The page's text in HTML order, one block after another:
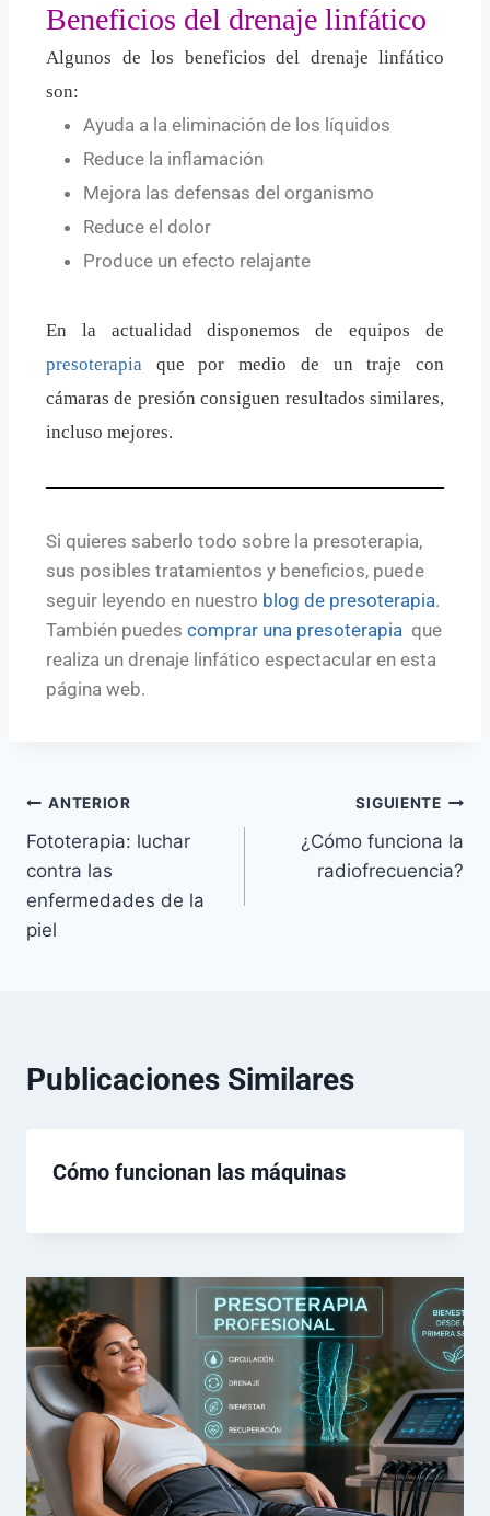
Beneficios del drenaje linfático
Algunos de los beneficios del drenaje linfático
son:
Ayuda a la eliminación de los líquidos
Reduce la inflamación
Mejora las defensas del organismo
Reduce el dolor
Produce un efecto relajante
En la actualidad disponemos de equipos de
presoterapia que por medio de un traje con
cámaras de presión consiguen resultados similares,
incluso mejores.
Si quieres saberlo todo sobre la presoterapia,
sus posibles tratamientos y beneficios, puede
seguir leyendo en nuestro blog de presoterapia.
También puedes comprar una presoterapia que
realiza un drenaje linfático espectacular en esta
página web.
ANTERIOR
Fototerapia: luchar
contra las
enfermedades de la
piel
SIGUIENTE
¿Cómo funciona la
radiofrecuencia?
Publicaciones Similares
Cómo funcionan las máquinas